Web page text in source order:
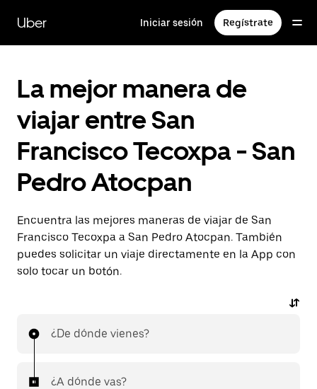
contenido
principal
Uber Iniciar sesión Regístrate
La mejor manera de
viajar entre San
Francisco Tecoxpa - San
Pedro Atocpan
Encuentra las mejores maneras de viajar de San
Francisco Tecoxpa a San Pedro Atocpan. También
puedes solicitar un viaje directamente en la App con
solo tocar un botón.
¿De dónde vienes?
¿A dónde vas?